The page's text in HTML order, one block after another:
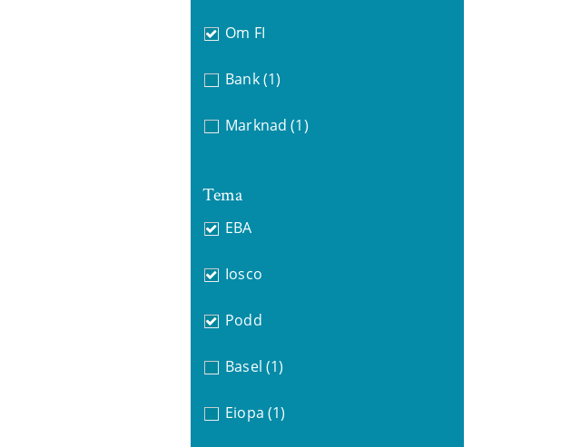
Om FI
Bank (1)
Marknad (1)
Tema
EBA
Iosco
Podd
Basel (1)
Eiopa (1)